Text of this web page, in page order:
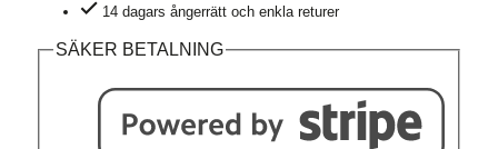
14 dagars ångerrätt och enkla returer
SÄKER BETALNING